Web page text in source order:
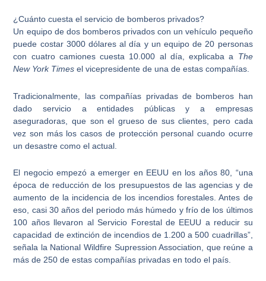
¿Cuánto cuesta el servicio de bomberos privados?
Un equipo de dos bomberos privados con un vehículo pequeño
puede costar 3000 dólares al día y un equipo de 20 personas
con cuatro camiones cuesta 10.000 al día, explicaba a The
New York Times el vicepresidente de una de estas compañías.
Tradicionalmente, las compañías privadas de bomberos han
dado servicio a entidades públicas y a empresas
aseguradoras , que son el grueso de sus clientes, pero cada
vez son más los casos de protección personal cuando ocurre
un desastre como el actual.
El negocio empezó a emerger en EEUU en los años 80, “una
época de reducción de los presupuestos de las agencias y de
aumento de la incidencia de los incendios forestales. Antes de
eso, casi 30 años del periodo más húmedo y frío de los últimos
100 años llevaron al Servicio Forestal de EEUU a reducir su
capacidad de extinción de incendios de 1.200 a 500 cuadrillas”,
señala la National Wildfire Supression Association, que reúne a
más de 250 de estas compañías privadas en todo el país.